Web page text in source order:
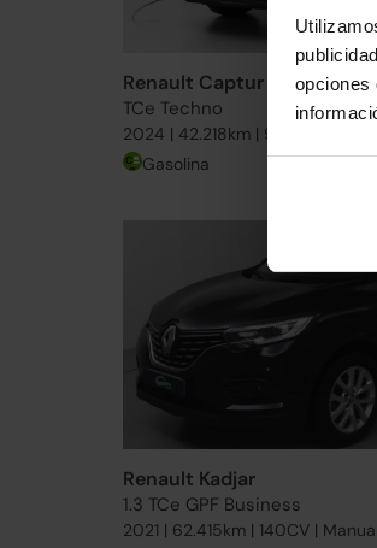
opciones
Renault Captur
TCe Techno
2024 | 42.218km | 90CV | Manual
Gasolina
Renault Kadjar
1.3 TCe GPF Business
2021 | 62.415km | 140CV | Manual